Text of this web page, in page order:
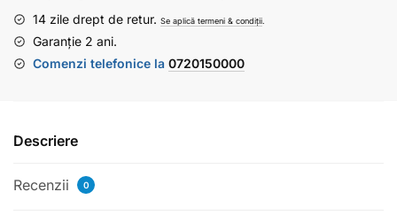
14 zile drept de retur. Se aplică termeni & condiții.
Garanție 2 ani.
Comenzi telefonice la 0720150000
Descriere
Recenzii 0